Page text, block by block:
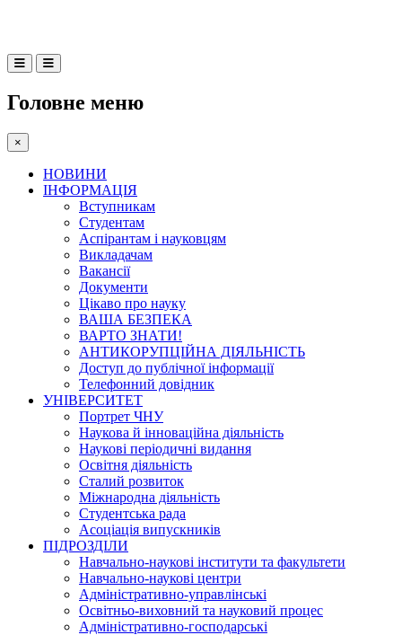
Головне меню
×
НОВИНИ
ІНФОРМАЦІЯ
Вступникам
Студентам
Аспірантам і науковцям
Викладачам
Вакансії
Документи
Цікаво про науку
ВАША БЕЗПЕКА
ВАРТО ЗНАТИ!
АНТИКОРУПЦІЙНА ДІЯЛЬНІСТЬ
Доступ до публічної інформації
Телефонний довідник
УНІВЕРСИТЕТ
Портрет ЧНУ
Наукова й інноваційна діяльність
Наукові періодичні видання
Освітня діяльність
Сталий розвиток
Міжнародна діяльність
Студентська рада
Асоціація випускників
ПІДРОЗДІЛИ
Навчально-наукові інститути та факультети
Навчально-наукові центри
Адміністративно-управлінські
Освітньо-виховний та науковий процес
Адміністративно-господарські